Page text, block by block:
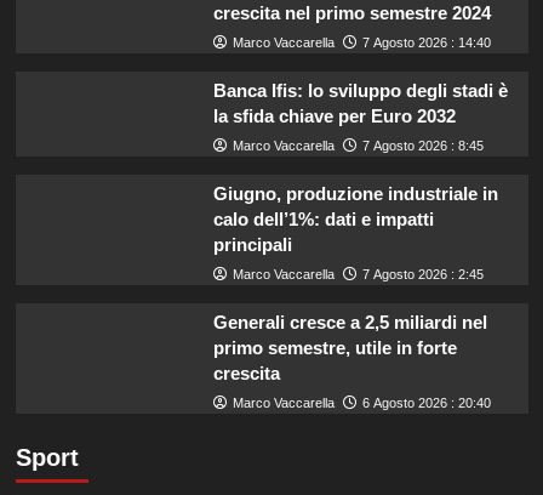
crescita nel primo semestre 2024
Marco Vaccarella 7 Agosto 2026 : 14:40
Banca Ifis: lo sviluppo degli stadi è
la sfida chiave per Euro 2032
Marco Vaccarella 7 Agosto 2026 : 8:45
Giugno, produzione industriale in
calo dell’1%: dati e impatti
principali
Marco Vaccarella 7 Agosto 2026 : 2:45
Generali cresce a 2,5 miliardi nel
primo semestre, utile in forte
crescita
Marco Vaccarella 6 Agosto 2026 : 20:40
Sport